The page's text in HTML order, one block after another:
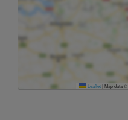
Leaflet|Map data ©